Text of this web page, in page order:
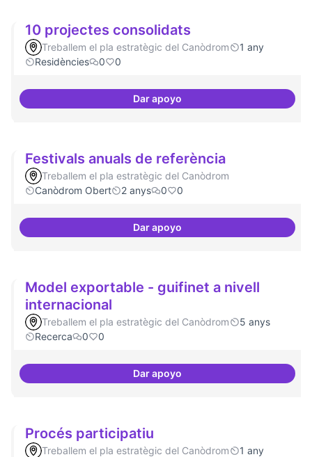
10 projectes consolidats
Treballem el pla estratègic del Canòdrom
1 any
Residències
0 0
Dar apoyo10 projectes consolidats
Festivals anuals de referència
Treballem el pla estratègic del Canòdrom
Canòdrom Obert
2 anys 0 0
Dar apoyoFestivals anuals de referència
Model exportable - guifinet a nivell
internacional
Treballem el pla estratègic del Canòdrom
5 anys
Recerca
0 0
Dar apoyoModel exportable - guifinet a
Procés participatiu
Treballem el pla estratègic del Canòdrom
1 any